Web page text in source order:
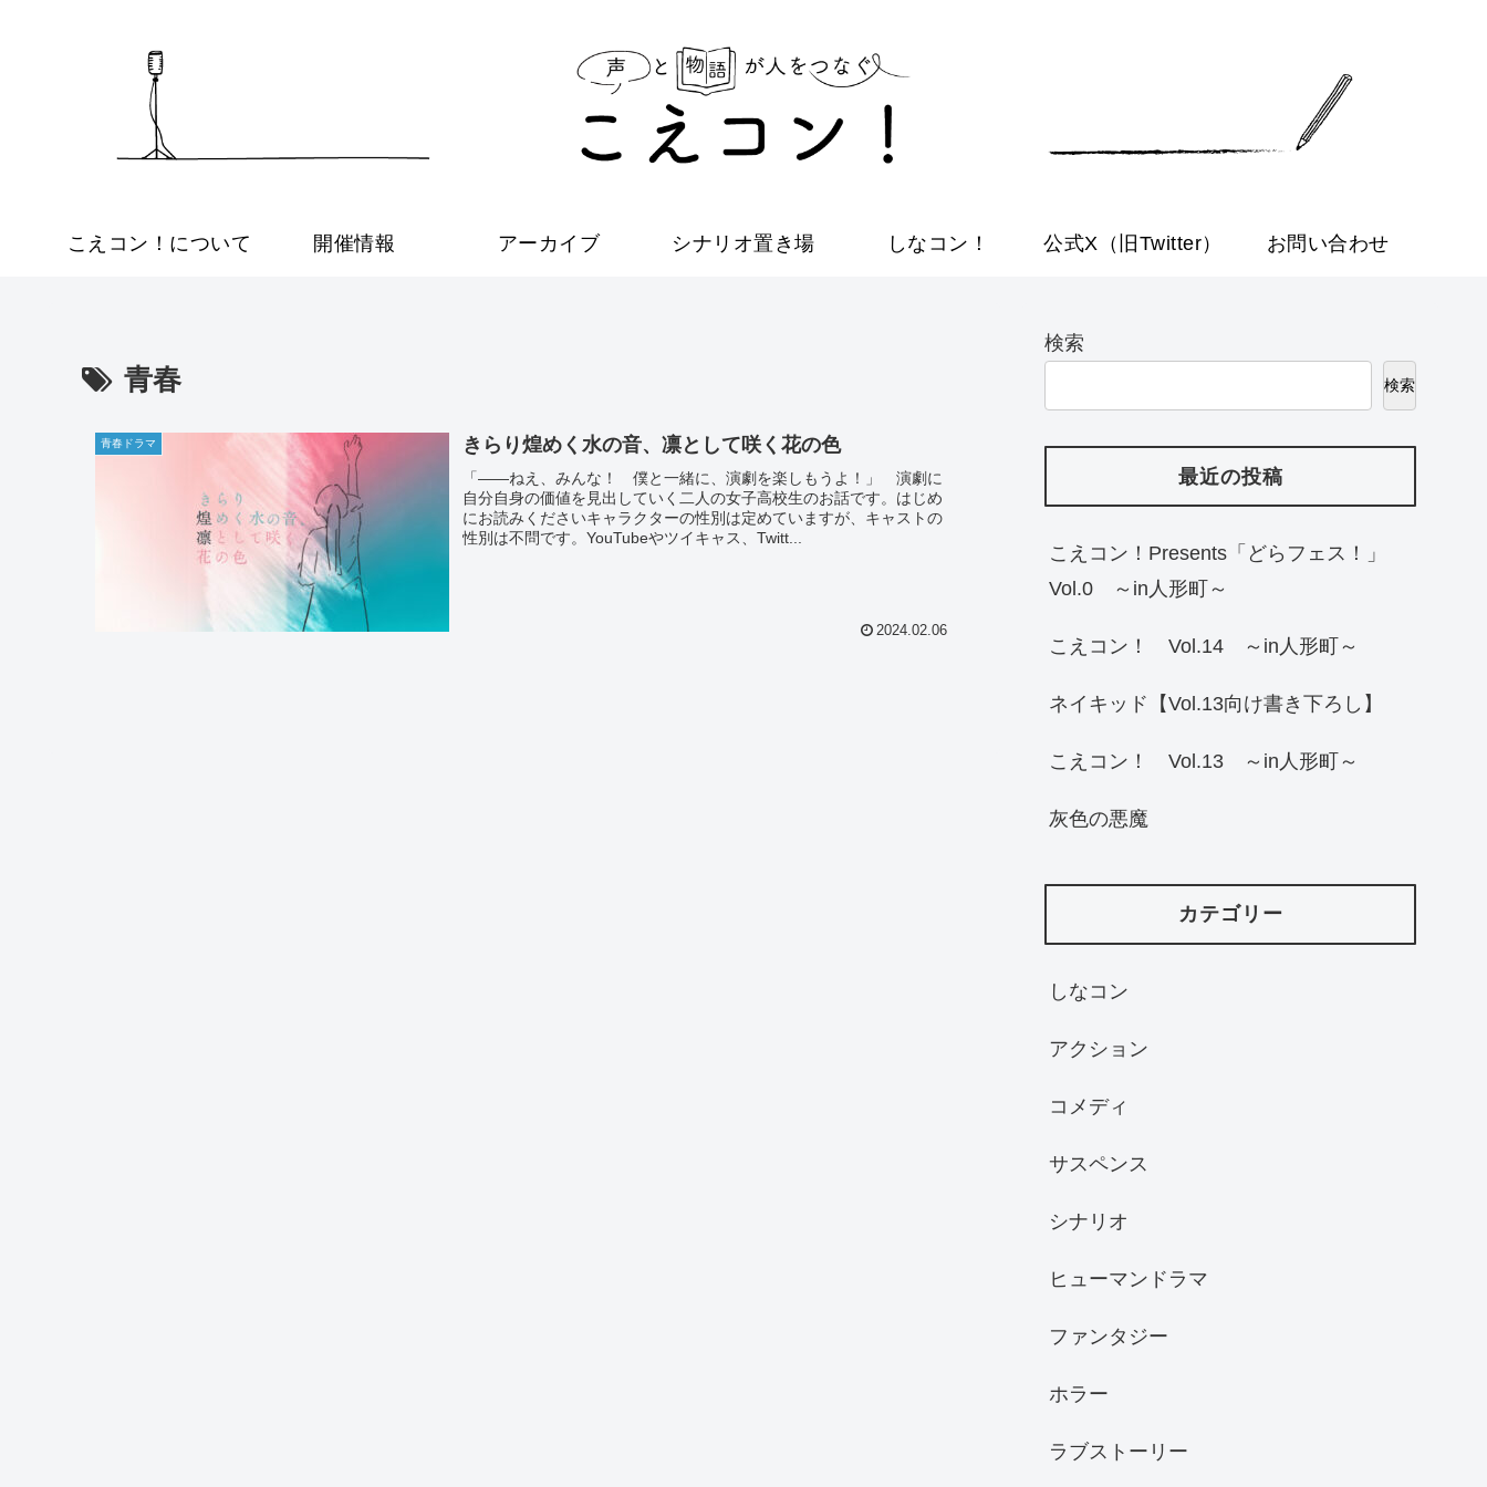
こえコン！について 開催情報 アーカイブ シナリオ置き場 しなコン！ 公式X（旧Twitter） お問い合わせ
青春
青春ドラマ きらり煌めく水の音、凛として咲く花の色
「――ねえ、みんな！ 僕と一緒に、演劇を楽しもうよ！」 演劇に
自分自身の価値を見出していく二人の女子高校生のお話です。はじめ
にお読みくださいキャラクターの性別は定めていますが、キャストの
性別は不問です。YouTubeやツイキャス、Twitt...
2024.02.06
検索
検索
最近の投稿
こえコン！Presents「どらフェス！」
Vol.0 ～in人形町～
こえコン！ Vol.14 ～in人形町～
ネイキッド【Vol.13向け書き下ろし】
こえコン！ Vol.13 ～in人形町～
灰色の悪魔
カテゴリー
しなコン
アクション
コメディ
サスペンス
シナリオ
ヒューマンドラマ
ファンタジー
ホラー
ラブストーリー